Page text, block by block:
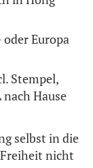
oder Europa
Stempel,
Hause
selbst in die
nicht